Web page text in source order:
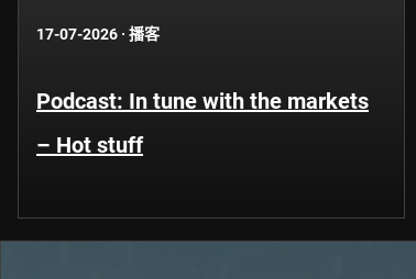
17-07-2026 · 播客
Podcast: In tune with the markets
– Hot stuff